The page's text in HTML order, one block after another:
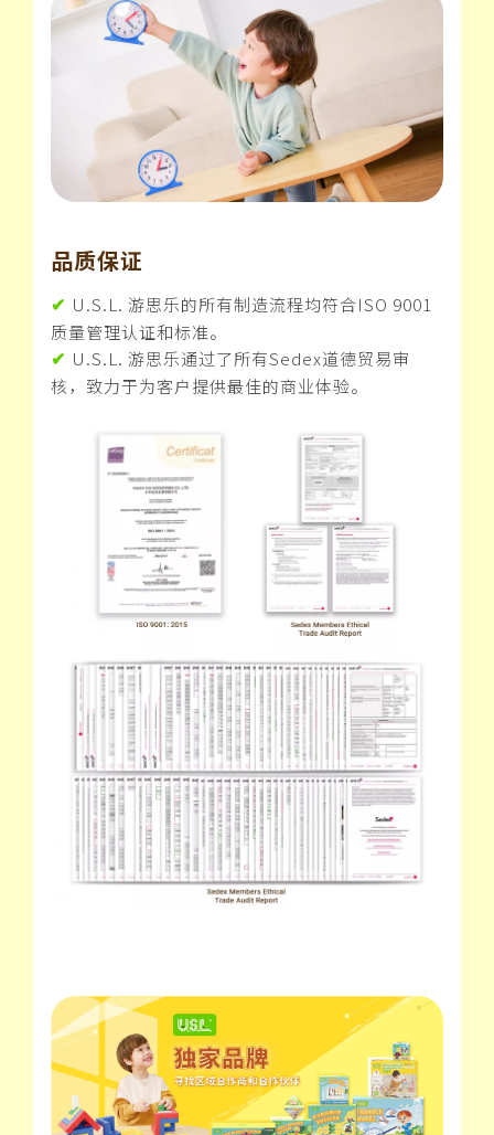
品质保证
✔ U.S.L. 游思乐的所有制造流程均符合ISO 9001
质量管理认证和标准。
✔ U.S.L. 游思乐通过了所有Sedex道德贸易审
核，致力于为客户提供最佳的商业体验。